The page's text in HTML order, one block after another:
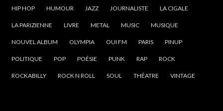
HIP HOP HUMOUR JAZZ JOURNALISTE LA CIGALE
LA PARIZIENNE LIVRE METAL MUSIC MUSIQUE
NOUVEL ALBUM OLYMPIA OUI FM PARIS PINUP
POLITIQUE POP POÉSIE PUNK RAP ROCK
ROCKABILLY ROCK N ROLL SOUL THÉATRE VINTAGE